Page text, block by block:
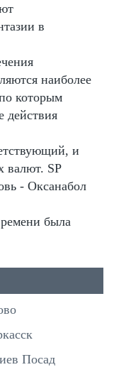
в
наиболее
которым
действия
и
валют. SP
- Оксанабол
была
Посад